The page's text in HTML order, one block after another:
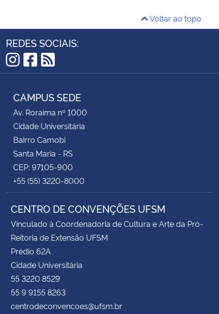
Voltar ao topo
REDES SOCIAIS:
Instagram
Facebook
RSS
CAMPUS SEDE
Av. Roraima nº 1000
Cidade Universitária
Bairro Camobi
Santa Maria - RS
CEP: 97105-900
+55 (55) 3220-8000
CENTRO DE CONVENÇÕES UFSM
Vinculado à Coordenadoria de Cultura e Arte da Pró-
Reitoria de Extensão UFSM
Prédio 62A
Cidade Universitária
55 3220 8529
55 9 9155 8263
centrodeconvencoes@ufsm.br